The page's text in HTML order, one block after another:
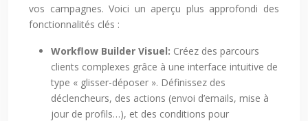
vos campagnes. Voici un aperçu plus approfondi des
fonctionnalités clés :
Workflow Builder Visuel: Créez des parcours
clients complexes grâce à une interface intuitive de
type « glisser-déposer ». Définissez des
déclencheurs, des actions (envoi d’emails, mise à
jour de profils…), et des conditions pour